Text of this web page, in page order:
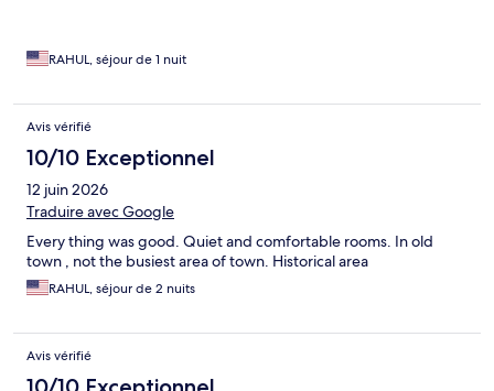
RAHUL, séjour de 1 nuit
Avis vérifié
10/10 Exceptionnel
12 juin 2026
Traduire avec Google
Every thing was good. Quiet and comfortable rooms. In old
town , not the busiest area of town. Historical area
RAHUL, séjour de 2 nuits
Avis vérifié